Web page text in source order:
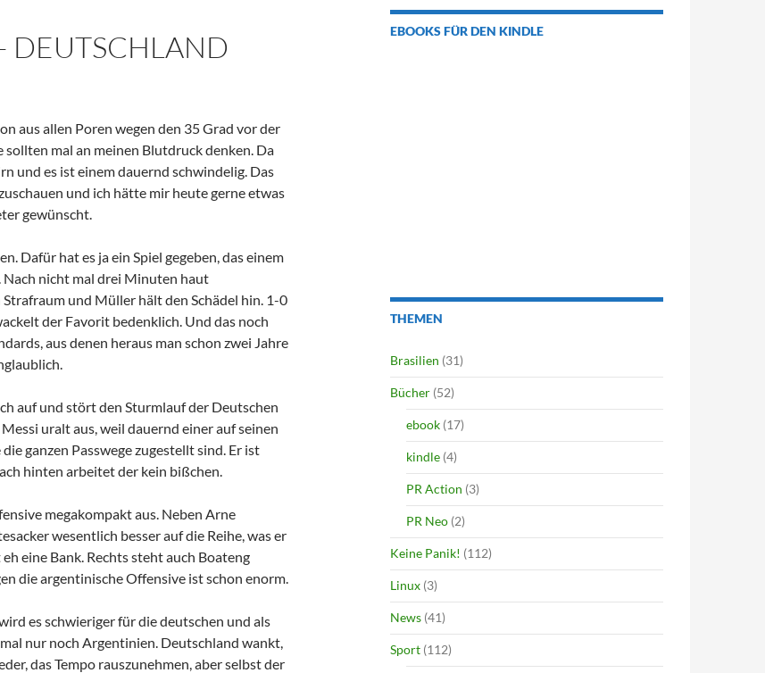
DEUTSCHLAND
aus allen Poren wegen den 35 Grad vor der
sollten mal an meinen Blutdruck denken. Da
und es ist einem dauernd schwindelig. Das
und ich hätte mir heute gerne etwas
gewünscht.
Dafür hat es ja ein Spiel gegeben, das einem
Nach nicht mal drei Minuten haut
und Müller hält den Schädel hin. 1-0
der Favorit bedenklich. Und das noch
aus denen heraus man schon zwei Jahre
auf und stört den Sturmlauf der Deutschen
uralt aus, weil dauernd einer auf seinen
ganzen Passwege zugestellt sind. Er ist
hinten arbeitet der kein bißchen.
megakompakt aus. Neben Arne
wesentlich besser auf die Reihe, was er
eine Bank. Rechts steht auch Boateng
die argentinische Offensive ist schon enorm.
es schwieriger für die deutschen und als
nur noch Argentinien. Deutschland wankt,
das Tempo rauszunehmen, aber selbst der
EBOOKS FÜR DEN KINDLE
THEMEN
Brasilien (31)
Bücher (52)
ebook (17)
kindle (4)
PR Action (3)
PR Neo (2)
Keine Panik! (112)
Linux (3)
News (41)
Sport (112)